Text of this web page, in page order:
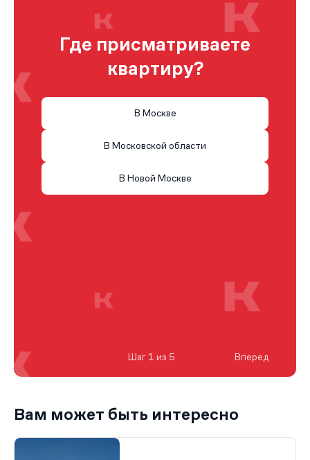
Где присматриваете
квартиру?
В Москве
В Московской области
В Новой Москве
Шаг 1 из 5 Вперед
Вам может быть интересно